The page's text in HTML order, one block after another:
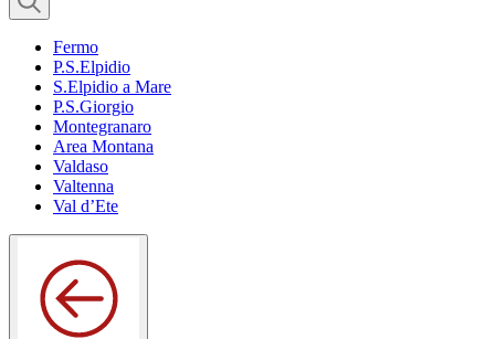
Fermo
P.S.Elpidio
S.Elpidio a Mare
P.S.Giorgio
Montegranaro
Area Montana
Valdaso
Valtenna
Val d’Ete